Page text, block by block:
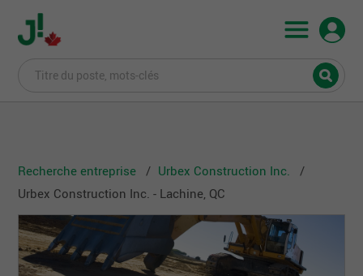
Recherche entreprise
Urbex Construction Inc.
Urbex Construction Inc. - Lachine, QC